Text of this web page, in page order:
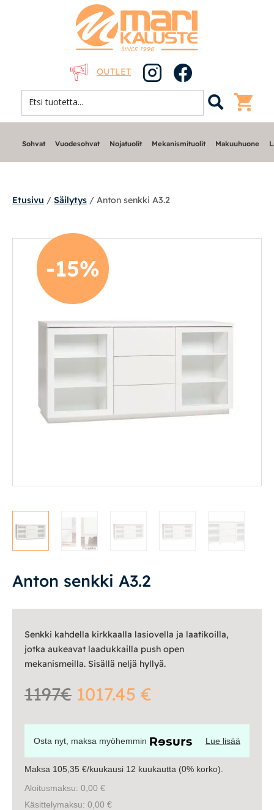
OUTLET
Sohvat
Nojatuolit
Mekanismituolit
Makuuhuone
Vitriinit
Tasot
Senkit
Työpöydät ja työtuolit
Matot
Valaisimet
Vuodesohvat
Senioreille
Sohvat Vuodesohvat Nojatuolit Mekanismituolit Makuuhuone
Etusivu / Säilytys / Anton senkki A3.2
-15%
Anton senkki A3.2
Senkki kahdella kirkkaalla lasiovella ja laatikoilla,
jotka aukeavat laadukkailla push open
mekanismeilla. Sisällä neljä hyllyä.
1197€ 1017.45 €
Osta nyt, maksa myöhemmin Lue lisää
Maksa 105,35 €/kuukausi 12 kuukautta (0% korko).
Aloitusmaksu: 0,00 €
Käsittelymaksu: 0,00 €